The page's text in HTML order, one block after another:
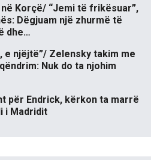
Korçë/ “Jemi të frikësuar”,
Dëgjuam një zhurmë të
dhe…
e njëjtë”/ Zelensky takim me
Nuk do ta njohim
për Endrick, kërkon ta marrë
i Madridit